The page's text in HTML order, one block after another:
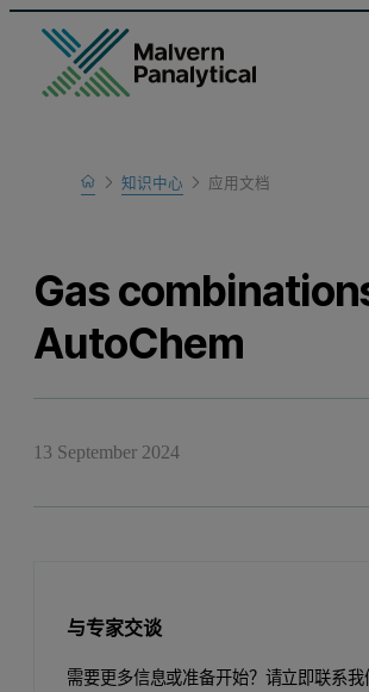
Home
Learn
知识中心 应用文档
Gas
AutoChem
13 September 2024
与专家交谈
需要更多信息或准备开始？请立即联系